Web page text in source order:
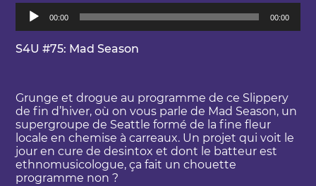
t
a
u
d
i
o
00:00 00:00
S4U #75: Mad Season
Grunge et drogue au programme de ce Slippery
de fin d’hiver, où on vous parle de Mad Season, un
supergroupe de Seattle formé de la fine fleur
locale en chemise à carreaux. Un projet qui voit le
jour en cure de desintox et dont le batteur est
ethnomusicologue, ça fait un chouette
programme non ?